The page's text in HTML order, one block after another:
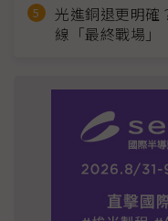
光進銅退更明
線「最終戰場」